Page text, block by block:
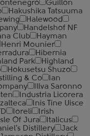
Guillon
Hakushika Tatsuuma
Halewood
Handelshof NF
Club
Hayman
Henri Mounier
Hibernia
Park
Highland
Hokusetsu Shuzo
& Co
Ian
Illva Saronno
Industria Licorera
Inis Tine Uisce
Ioreli
Irish
Isle Of Jura
Italicus
Distillery
Jack